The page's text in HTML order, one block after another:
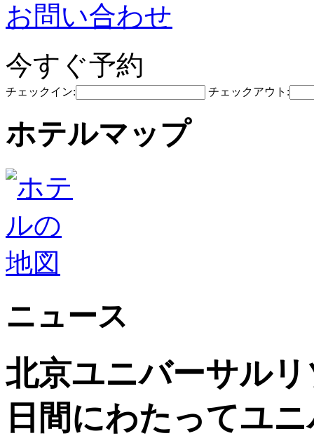
お問い合わせ
今すぐ予約
チェックイン: チェックアウト:
ホテルマップ
ニュース
北京ユニバーサル
日間にわたってユ